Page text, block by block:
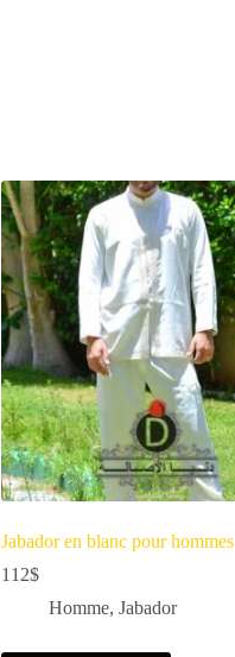
Jabador en blanc pour hommes
112$
Homme, Jabador